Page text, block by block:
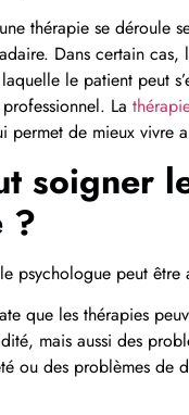
thérapie se déroule
Dans certain
le patient peut
La
permet de mieux vivre
soigner
?
psychologue peut
que les thérapies
mais aussi des
ou des problèmes de